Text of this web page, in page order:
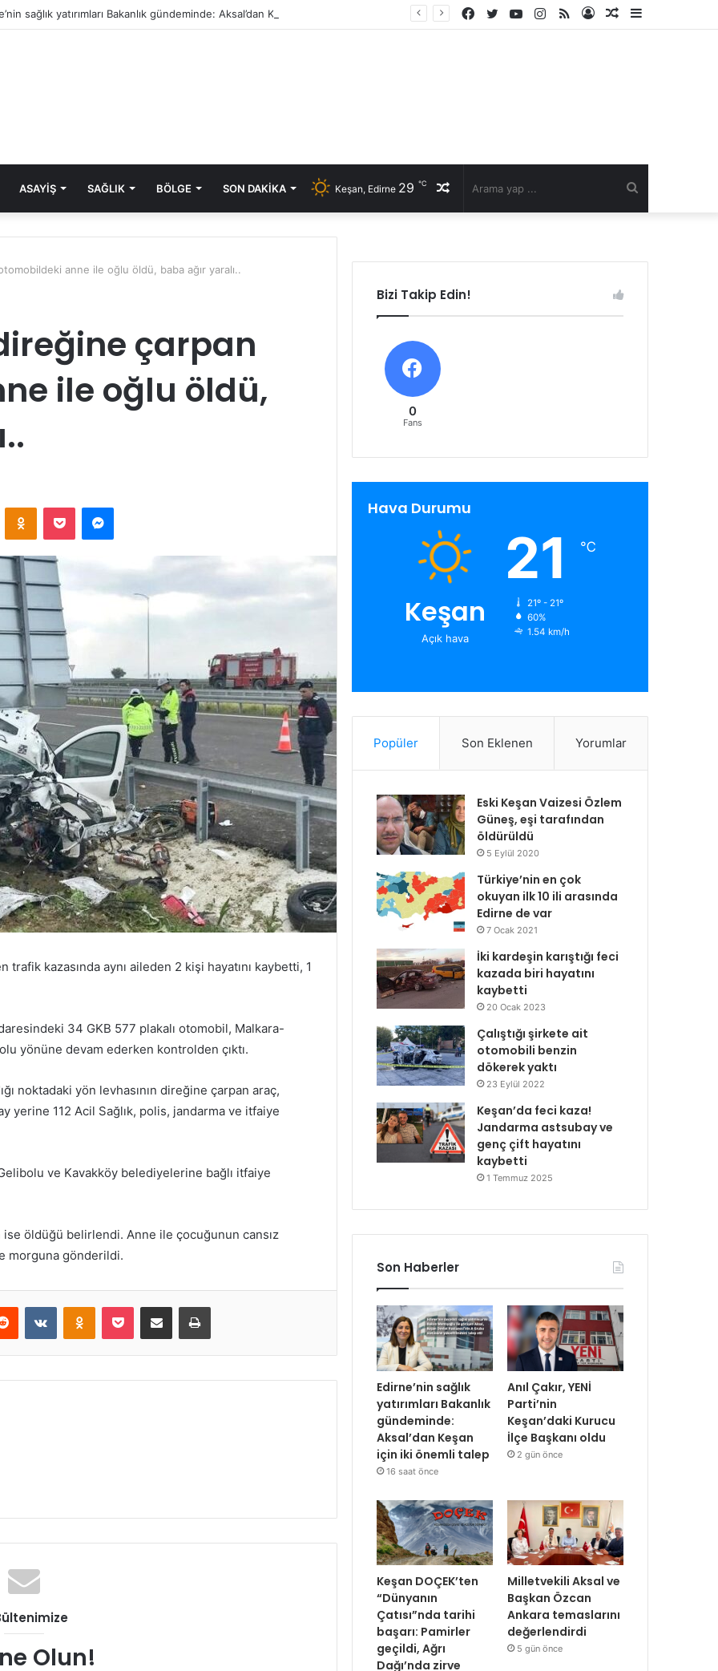
sağlık yatırımları Bakanlık gündeminde: Aksal’dan Keşan için iki önemli talep
Kenar
Rastgele
Kayıt
RSS
Instagram
YouTube
Twitter
Facebook
ASAYIŞ SAĞLIK BÖLGE SON DAKIKA Rastgele
Keşan, Edirne 29 ℃
anne ile oğlu öldü, baba ağır yaralı..
çarpan
ile oğlu öldü,
Odnoklassniki
Pocket Messenger
kazasında aynı aileden 2 kişi hayatını kaybetti, 1
34 GKB 577 plakalı otomobil, Malkara-
yönüne devam ederken kontrolden çıktı.
noktadaki yön levhasının direğine çarpan araç,
yerine 112 Acil Sağlık, polis, jandarma ve itfaiye
ve Kavakköy belediyelerine bağlı itfaiye
öldüğü belirlendi. Anne ile çocuğunun cansız
morguna gönderildi.
Reddit VKontakteOdnoklassniki
Pocket E-Posta ile paylaş Yazdır
Olun!
Bizi Takip Edin!
0
Fans
Hava Durumu
Keşan
Açık hava
21 ℃
21º - 21º
60%
1.54 km/h
Popüler Son Eklenen Yorumlar
Eski Keşan Vaizesi Özlem
Güneş, eşi tarafından
öldürüldü
5 Eylül 2020
Türkiye’nin en çok
okuyan ilk 10 ili arasında
Edirne de var
7 Ocak 2021
İki kardeşin karıştığı feci
kazada biri hayatını
kaybetti
20 Ocak 2023
Çalıştığı şirkete ait
otomobili benzin
dökerek yaktı
23 Eylül 2022
Keşan’da feci kaza!
Jandarma astsubay ve
genç çift hayatını
kaybetti
1 Temmuz 2025
Son Haberler
Edirne’nin sağlık
yatırımları Bakanlık
gündeminde:
Aksal’dan Keşan
için iki önemli talep
16 saat önce
Anıl Çakır, YENİ
Parti’nin
Keşan’daki Kurucu
İlçe Başkanı oldu
2 gün önce
Keşan DOÇEK’ten
“Dünyanın
Çatısı”nda tarihi
başarı: Pamirler
geçildi, Ağrı
Dağı’nda zirve
Milletvekili Aksal ve
Başkan Özcan
Ankara temaslarını
değerlendirdi
5 gün önce